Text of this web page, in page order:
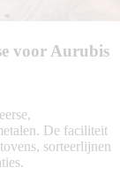
voor Aurubis
De faciliteit
sorteerlijnen